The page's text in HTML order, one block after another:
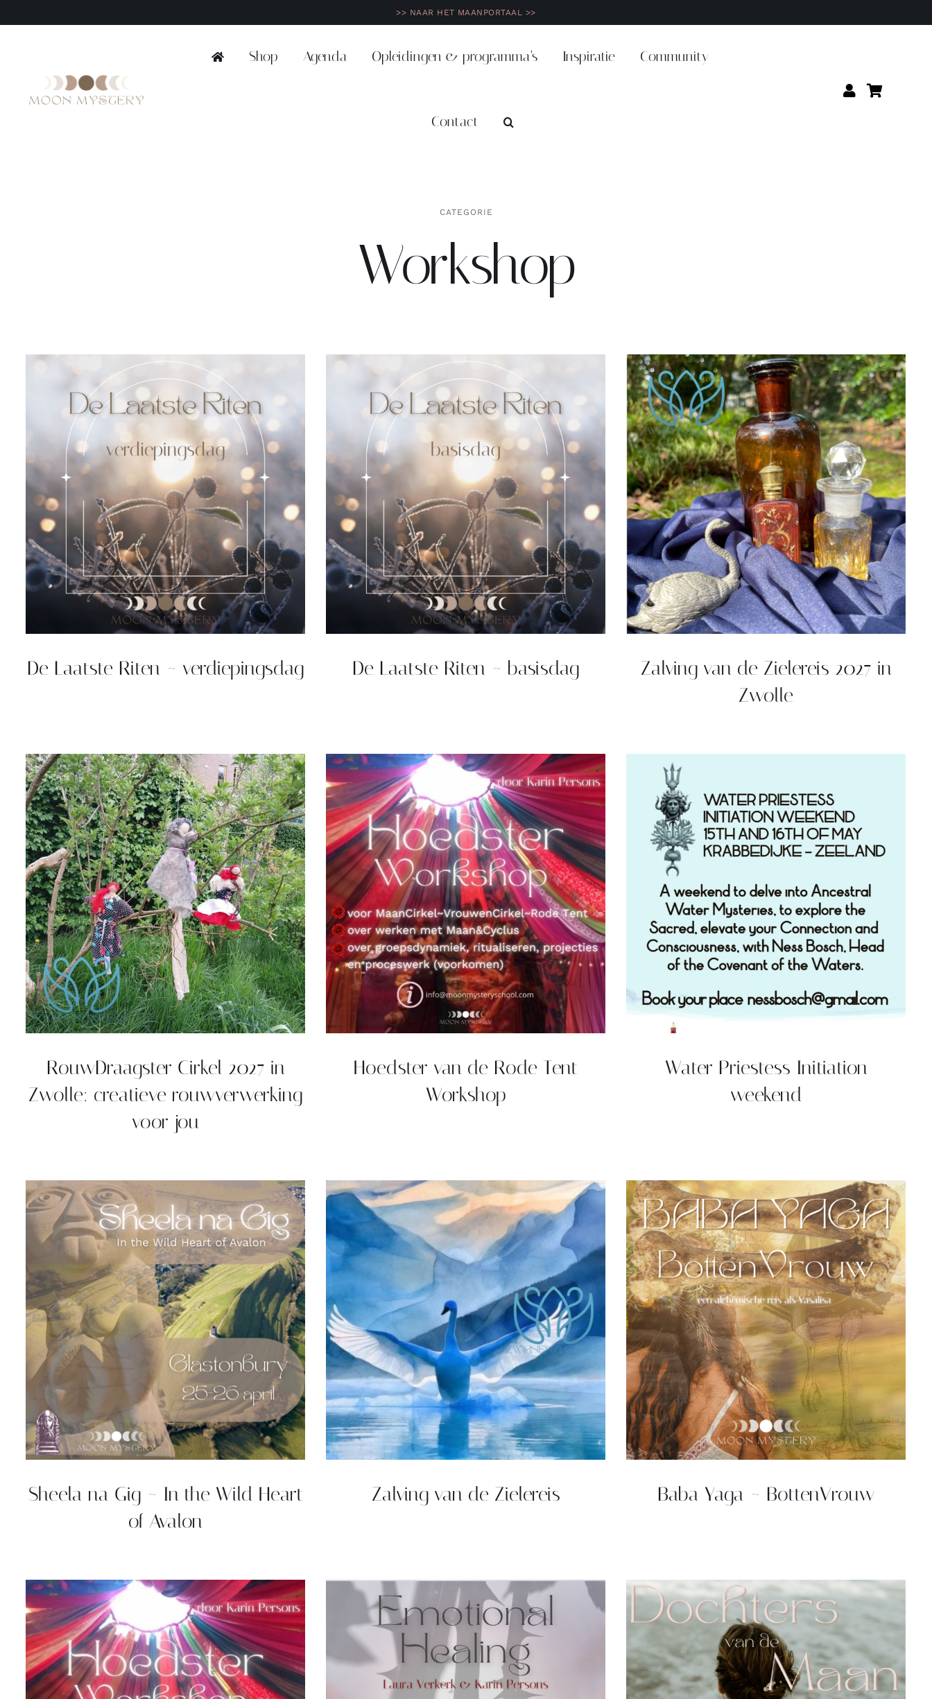
naar
>> NAAR HET MAANPORTAAL >>
Shop Agenda Opleidingen & programma’s Inspiratie Community
Contact
CATEGORIE
Workshop
De Laatste Riten ~ verdiepingsdag De Laatste Riten ~ basisdag
Zalving van de Zielereis 2027 in
Zwolle
RouwDraagster Cirkel 2027 in
Zwolle: creatieve rouwverwerking
voor jou
Hoedster van de Rode Tent
Workshop
Water Priestess Initiation
weekend
Sheela na Gig ~ In the Wild Heart
of Avalon
Zalving van de Zielereis Baba Yaga ~ BottenVrouw